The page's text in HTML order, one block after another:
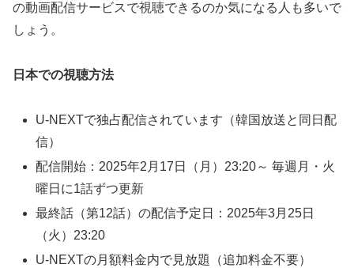
の動画配信サービスで視聴できるのか気になる人も多いで
しょう。
日本での視聴方法
U-NEXTで独占配信されています（韓国放送と同日配
信）
配信開始：2025年2月17日（月）23:20～ 毎週月・火
曜日に1話ずつ更新
最終話（第12話）の配信予定日：2025年3月25日
（火）23:20
U-NEXTの月額料金内で見放題（追加料金不要）